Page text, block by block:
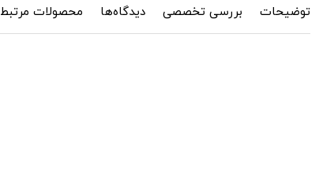
توضیحات بررسی تخصصی دیدگاه‌ها محصولات مرتبط